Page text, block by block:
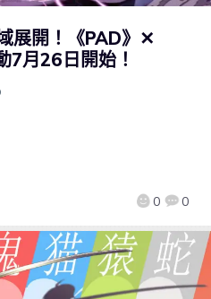
展開！《PAD》✕
7月26日開始！
0 0